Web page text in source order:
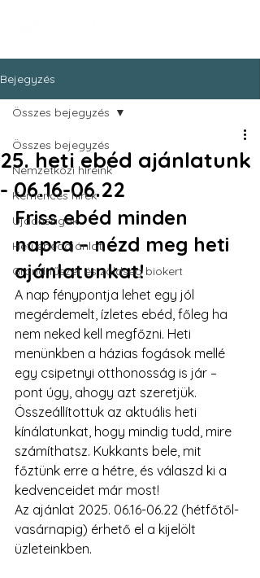
Bejegyzés
Összes bejegyzés
Nemzetközi híreink
Kemencés hírek
Újdonságok
Heti ebédajánlat
Grand fűszer és zöldség biokert
Összes bejegyzés
25. heti ebéd ajánlatunk
- 06.16-06.22
Friss ebéd minden
napra – nézd meg heti
ajánlatunkat!
A nap fénypontja lehet egy jól
megérdemelt, ízletes ebéd, főleg ha
nem neked kell megfőzni. Heti
menünkben a házias fogások mellé
egy csipetnyi otthonosság is jár –
pont úgy, ahogy azt szeretjük.
Összeállítottuk az aktuális heti
kínálatunkat, hogy mindig tudd, mire
számíthatsz. Kukkants bele, mit
főztünk erre a hétre, és válaszd ki a
kedvenceidet már most!
Az ajánlat 2025. 06.16-06.22 (hétfőtől-
vasárnapig) érhető el a kijelölt
üzleteinkben.